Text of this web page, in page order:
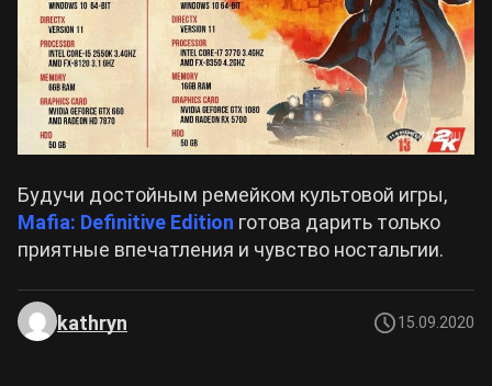
Будучи достойным ремейком культовой игры,
Mafia: Definitive Edition готова дарить только
приятные впечатления и чувство ностальгии.
kathryn 15.09.2020